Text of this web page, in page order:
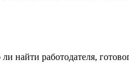
найти работодателя,